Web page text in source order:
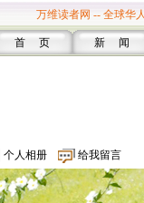
万维读者网 -- 全球华
首 页 新 闻
个人相册 给我留言